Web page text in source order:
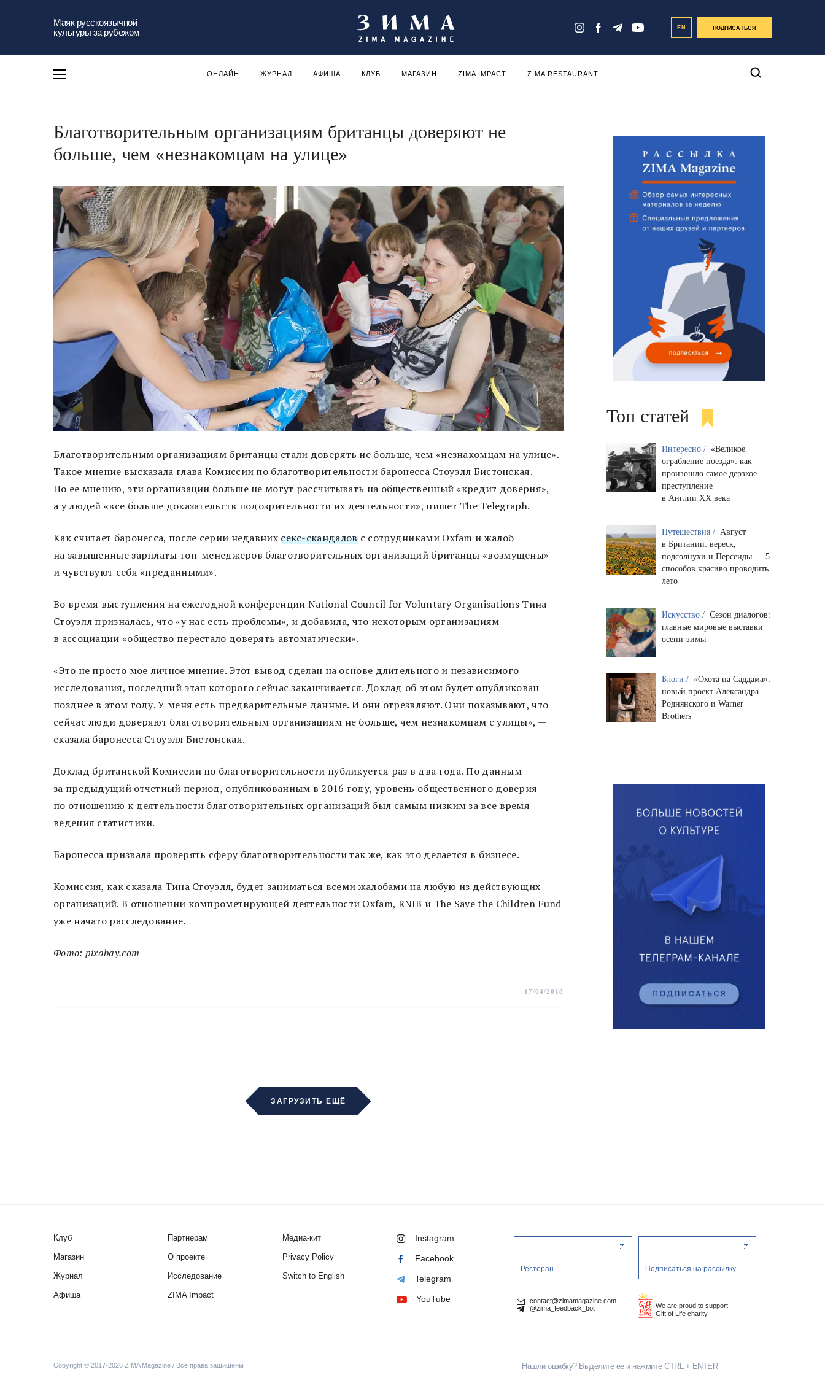
Маяк русскоязычной
культуры за рубежом
EN ПОДПИСАТЬСЯ
ОНЛАЙН ЖУРНАЛ АФИША КЛУБ МАГАЗИН ZIMA IMPACT ZIMA RESTAURANT
Благотворительным организациям британцы доверяют не
больше, чем «незнакомцам на улице»
Благотворительным организациям британцы стали доверять не больше, чем «незнакомцам на улице».
Такое мнение высказала глава Комиссии по благотворительности баронесса Стоуэлл Бистонская.
По ее мнению, эти организации больше не могут рассчитывать на общественный «кредит доверия»,
а у людей «все больше доказательств подозрительности их деятельности», пишет The Telegraph.
Как считает баронесса, после серии недавних секс-скандаловс сотрудниками Oxfam и жалоб
на завышенные зарплаты топ-менеджеров благотворительных организаций британцы «возмущены»
и чувствуют себя «преданными».
Во время выступления на ежегодной конференции National Council for Voluntary Organisations Тина
Стоуэлл призналась, что «у нас есть проблемы», и добавила, что некоторым организациям
в ассоциации «общество перестало доверять автоматически».
«Это не просто мое личное мнение. Этот вывод сделан на основе длительного и независимого
исследования, последний этап которого сейчас заканчивается. Доклад об этом будет опубликован
позднее в этом году. У меня есть предварительные данные. И они отрезвляют. Они показывают, что
сейчас люди доверяют благотворительным организациям не больше, чем незнакомцам с улицы», —
сказала баронесса Стоуэлл Бистонская.
Доклад британской Комиссии по благотворительности публикуется раз в два года. По данным
за предыдущий отчетный период, опубликованным в 2016 году, уровень общественного доверия
по отношению к деятельности благотворительных организаций был самым низким за все время
ведения статистики.
Баронесса призвала проверять сферу благотворительности так же, как это делается в бизнесе.
Комиссия, как сказала Тина Стоуэлл, будет заниматься всеми жалобами на любую из действующих
организаций. В отношении компрометирующей деятельности Oxfam, RNIB и The Save the Children Fund
уже начато расследование.
Фото: pixabay.com
17/04/2018
ЗАГРУЗИТЬ ЕЩЁ
Топ статей
Интересно / «Великое
ограбление поезда»: как
произошло самое дерзкое
преступление
в Англии XX века
Путешествия / Август
в Британии: вереск,
подсолнухи и Персеиды — 5
способов красиво проводить
лето
Искусство / Сезон диалогов:
главные мировые выставки
осени-зимы
Блоги / «Охота на Саддама»:
новый проект Александра
Роднянского и Warner
Brothers
Клуб
Магазин
Журнал
Афиша
Партнерам
О проекте
Исследование
ZIMA Impact
Медиа-кит
Privacy Policy
Switch to English
Instagram
Facebook
Telegram
YouTube
Ресторан Подписаться на рассылку
contact@zimamagazine.com
@zima_feedback_bot
We are proud to support
Gift of Life charity
Copyright © 2017-2026 ZIMA Magazine / Все права защищены Нашли ошибку? Выделите ее и нажмите CTRL + ENTER